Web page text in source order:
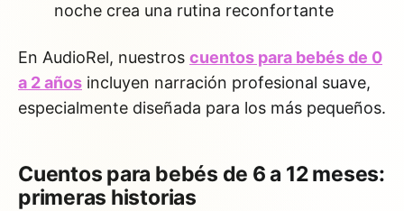
noche crea una rutina reconfortante
En AudioRel, nuestros cuentos para bebés de 0
a 2 años incluyen narración profesional suave,
especialmente diseñada para los más pequeños.
Cuentos para bebés de 6 a 12 meses:
primeras historias